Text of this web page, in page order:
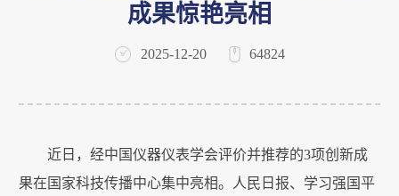
成果惊艳亮相
2025-12-20 64824
近日，经中国仪器仪表学会评价并推荐的3项创新成
果在国家科技传播中心集中亮相。人民日报、学习强国平